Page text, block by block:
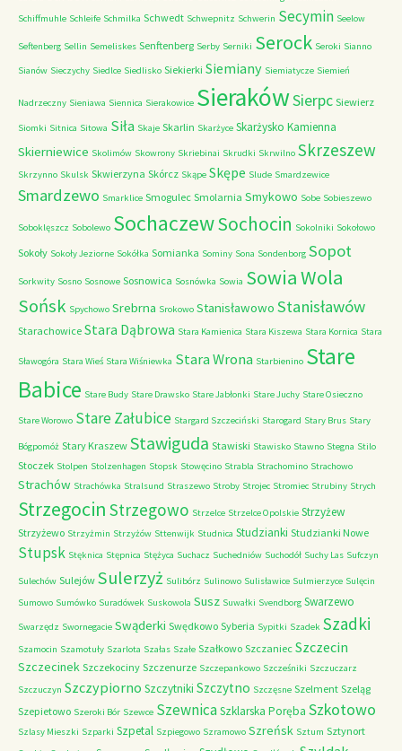
Schiffmuhle Schleife Schmilka Schwedt Schwepnitz Schwerin Secymin Seelow
Seftenberg Sellin Semeliskes Senftenberg Serby Serniki Serock Seroki Sianno
Sianów Sieczychy Siedlce Siedlisko Siekierki Siemiany Siemiatycze Siemień
Nadrzeczny Sieniawa Siennica Sierakowice SierakówSierpc Siewierz
Siomki Sitnica Sitowa Siła Skaje Skarlin Skarżyce Skarżysko Kamienna
Skierniewice Skolimów Skowrony Skriebinai Skrudki Skrwilno Skrzeszew
Skrzynno Skulsk Skwierzyna Skórcz Skąpe Skępe Slude Smardzewice
Smardzewo Smarklice Smogulec Smolarnia Smykowo Sobe Sobieszewo
Soboklęszcz Sobolewo SochaczewSochocin Sokolniki Sokołowo
Sokoły Sokoły Jeziorne Sokółka Somianka Sominy Sona Sondenborg Sopot
Sorkwity Sosno Sosnowe Sosnowica Sosnówka Sowia Sowia Wola
Sońsk Spychowo Srebrna Srokowo Stanisławowo Stanisławów
Starachowice Stara Dąbrowa Stara Kamienica Stara Kiszewa Stara Kornica Stara
Sławogóra Stara Wieś Stara Wiśniewka Stara Wrona Starbienino Stare
Babice Stare Budy Stare Drawsko Stare Jabłonki Stare Juchy Stare Osieczno
Stare Worowo Stare Załubice Stargard Szczeciński Starogard Stary Brus Stary
Bógpomóż Stary Kraszew Stawiguda Stawiski Stawisko Stawno Stegna Stilo
Stoczek Stolpen Stolzenhagen Stopsk Stowęcino Strabla Strachomino Strachowo
Strachów Strachówka Stralsund Straszewo Stroby Strojec Stromiec Strubiny Strych
Strzegocin Strzegowo Strzelce Strzelce Opolskie Strzyżew
Strzyżewo Strzyżmin Strzyżów Sttenwijk Studnica Studzianki Studzianki Nowe
Stupsk Stęknica Stępnica Stężyca Suchacz Suchedniów Suchodół Suchy Las Sufczyn
Sulechów Sulejów Sulerzyż Sulibórz Sulinowo Sulisławice Sulmierzyce Sulęcin
Sumowo Sumówko Suradówek Suskowola Susz Suwałki Svendborg Swarzewo
Swarzędz Swornegacie Swąderki Swędkowo Syberia Sypitki Szadek Szadki
Szamocin Szamotuły Szarlota Szałas Szałe Szałkowo Szczaniec Szczecin
Szczecinek Szczekociny Szczenurze Szczepankowo Szcześniki Szczuczarz
Szczuczyn Szczypiorno Szczytniki Szczytno Szczęsne Szelment Szeląg
Szepietowo Szeroki Bór Szewce SzewnicaSzklarska Poręba Szkotowo
Szlasy Mieszki Szparki Szpetal Szpiegowo Szramowo Szreńsk Sztum Sztynort